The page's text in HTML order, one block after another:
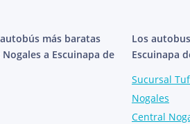
más baratas
a Escuinapa de
Los
Escuinapa
Sucursal
Nogales
Central